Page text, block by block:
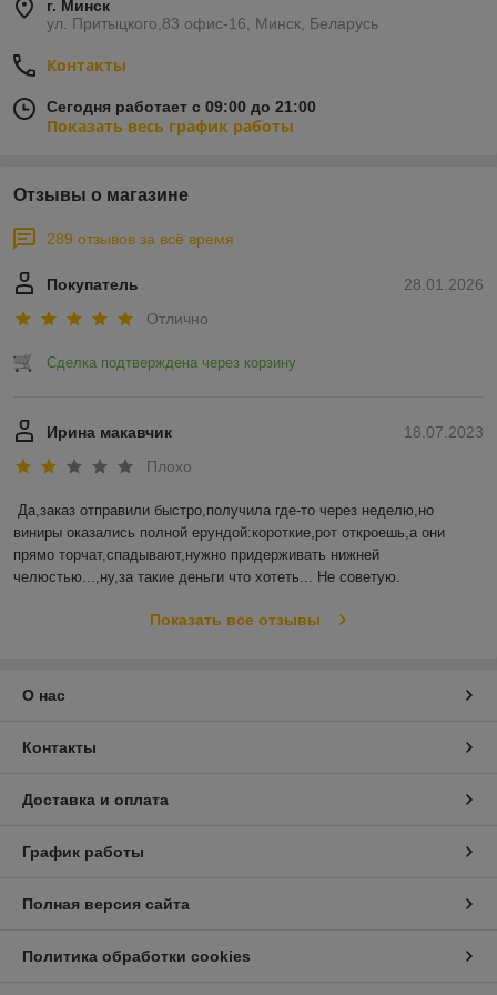
г. Минск
ул. Притыцкого,83 офис-16, Минск, Беларусь
Контакты
Сегодня работает с 09:00 до 21:00
Показать весь график работы
Отзывы о магазине
289 отзывов за всё время
28.01.2026
Покупатель
Отлично
Сделка подтверждена через корзину
18.07.2023
Ирина макавчик
Плохо
Да,заказ отправили быстро,получила где-то через неделю,но
виниры оказались полной ерундой:короткие,рот откроешь,а они
прямо торчат,спадывают,нужно придерживать нижней
челюстью...,ну,за такие деньги что хотеть... Не советую.
Показать все отзывы
О нас
Контакты
Доставка и оплата
График работы
Полная версия сайта
Политика обработки cookies